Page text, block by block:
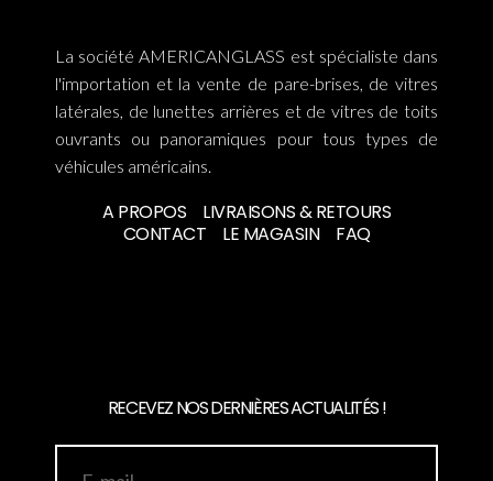
La société AMERICANGLASS est spécialiste dans
l'importation et la vente de pare-brises, de vitres
latérales, de lunettes arrières et de vitres de toits
ouvrants ou panoramiques pour tous types de
véhicules américains.
A PROPOS
LIVRAISONS & RETOURS
CONTACT
LE MAGASIN FAQ
RECEVEZ NOS DERNIÈRES ACTUALITÉS !